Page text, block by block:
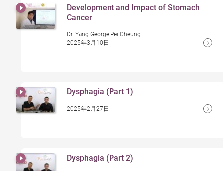
Development and Impact of Stomach
Cancer
Dr. Yang George Pei Cheung
2025年3月10日
Dysphagia (Part 1)
2025年2月27日
Dysphagia (Part 2)